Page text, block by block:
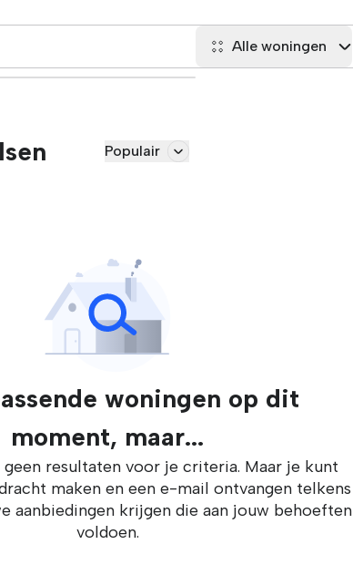
Alle woningen
Populair
woningen op dit
moment, maar...
geen resultaten voor je criteria. Maar je kunt
maken en een e-mail ontvangen telkens
aanbiedingen krijgen die aan jouw behoeften
voldoen.